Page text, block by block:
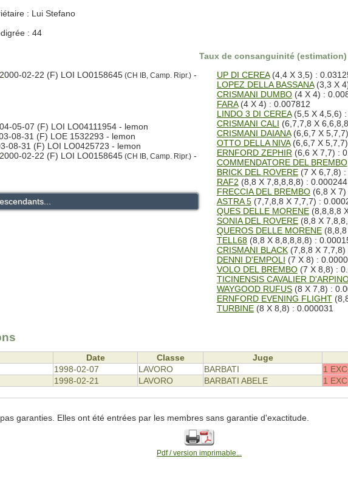
: Lui Stefano
: 44
02-22 (F) LOI LO0158645 (CH IB, Camp. Ripr.) -
05-07 (F) LOI LO04111954 - lemon
08-31 (F) LOE 1532293 - lemon
08-31 (F) LOI LO0425723 - lemon
02-22 (F) LOI LO0158645 (CH IB, Camp. Ripr.) -
Taux de consanguinité (estimation)
UP DI CEREA(4,4 X 3,5) :
LOPEZ DELLA BASSANA(3,3 X
CRISMANI DUMBO(4 X 4) :
FARA(4 X 4) : 0.007812
LINDO 3 DI CEREA(5,5 X 4,5,6) :
CRISMANI CALI (6,7,7,8 X
CRISMANI DAIANA(6,6,7 X
OTTO DELLA NIVA(6,6,7 X
ERNFORD ZEPHIR (6,6 X 7,7) :
COMMENDATORE DEL BREMBO
BRICK DEL ROVERE(7 X 6,7,8) :
RAF2 (8,8 X 7,8,8,8,8) : 0.000244
FRECCIA DEL BREMBO(6,8 X 7)
ASTRA 5(7,7,8,8 X 7,7,7) :
QUES DELLE MORENE(8,8,8,8
SONIA DEL ROVERE(8,8 X
QUEROS DELLE MORENE(8,8,8
TELL68(8,8 X 8,8,8,8,8) :
CRISMANI BLACK(7,8,8 X 7,7,8)
DENNI D'EMPOLI (7 X 8) :
VOLO DEL BREMBO(7 X 8,8) :
TICINENSIS CAVALIER
WAYGOOD RUFUS(8 X 7,8) :
ERNFORD EVENING FLIGHT
TURBINE(8 X 8,8) : 0.000031
Date Classe Juge
1998-02-07 LAVORO BARBATI 1
1998-02-21 LAVORO BARBATI ABELE 1
garanties. Elles ont été entrées par les membres sans garantie d'exactitude.
Pdf / version imprimable...